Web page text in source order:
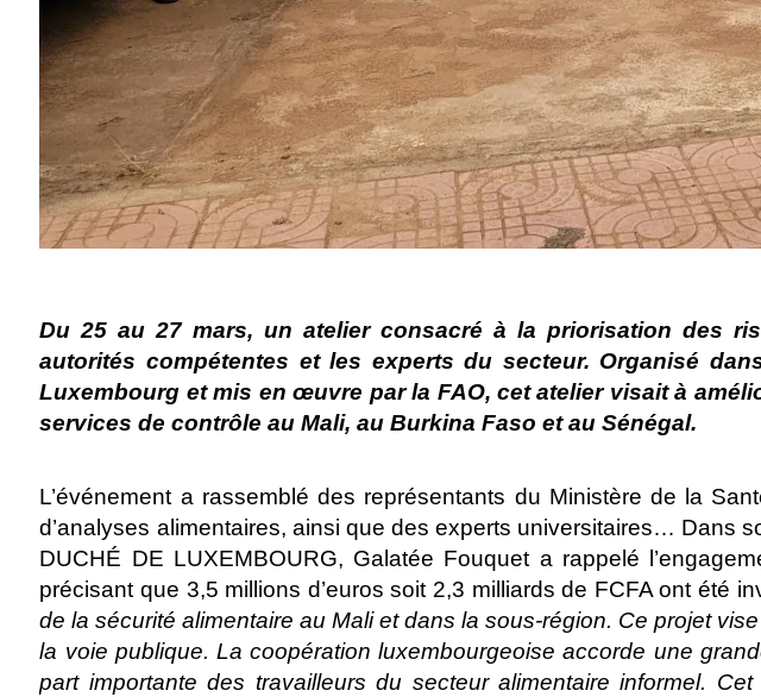
Du 25 au 27 mars, un atelier consacré à la priorisation des
autorités compétentes et les experts du secteur. Organisé
Luxembourg et mis en œuvre par la FAO, cet atelier visait à
services de contrôle au Mali, au Burkina Faso et au Sénégal.
L’événement a rassemblé des représentants du Ministère de la
d’analyses alimentaires, ainsi que des experts universitaires… Dans
DUCHÉ DE LUXEMBOURG, Galatée Fouquet a rappelé
précisant que 3,5 millions d’euros soit 2,3 milliards de FCFA ont été
de la sécurité alimentaire au Mali et dans la sous-région. Ce projet
la voie publique. La coopération luxembourgeoise accorde une
part importante des travailleurs du secteur alimentaire informel.